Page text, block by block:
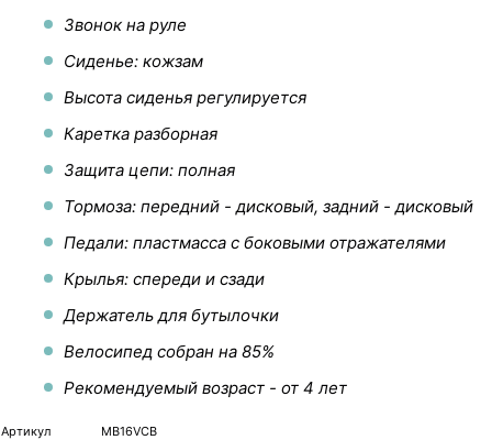
Звонок на руле
Сиденье: кожзам
Высота сиденья регулируется
Каретка разборная
Защита цепи: полная
Тормоза: передний - дисковый, задний - дисковый
Педали: пластмасса с боковыми отражателями
Крылья: спереди и сзади
Держатель для бутылочки
Велосипед собран на 85%
Рекомендуемый возраст - от 4 лет
Артикул
MB16VCB